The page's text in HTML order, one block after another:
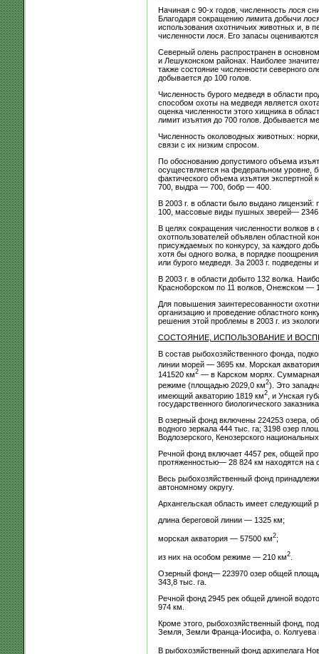
Начиная с 90-х годов, численность лося
Благодаря сокращению лимита добычи
использования охотничьих животных и, в
численности лося. Его запасы
Северный олень распространен в
и Лешуконском районах. Наиболее
также состояние численности северного
добывается до 100 голов.
Численность бурого медведя в области
способом охоты на медведя является
оценка численности этого хищника в
лимит изъятия до 700 голов. Добывается
Численность околоводных животных:
связи с их низким спросом.
По обоснованию допустимого объема
осуществляется на федеральном уровне,
фактического объема изъятия
700, выдра — 700, бобр — 400.
В 2003 г. в области было выдано
100, массовые виды пушных зверей—
В целях сокращения численности волков в
охотпользователей объявлен областной
присуждаемых по конкурсу, за каждого
хотя бы одного волка, в порядке
или бурого медведя. За 2003 г. подведены
В 2003 г. в области добыто 132 волка.
Красноборском по 11 волков, Онежском —
Для повышения заинтересованности
организацию и проведение областного
решения этой проблемы в 2003 г. из
СОСТОЯНИЕ, ИСПОЛЬЗОВАНИЕ И
В состав рыбохозяйственного фонда,
линии морей — 3695 км. Морская
141520 км2— в Карском морях. Суммарная
режиме (площадью 2029,0 км2). Это
имеющий акваторию 1819 км2, и Унская
государственного биологического
В озерный фонд включены 224253 озера,
водного зеркала 444 тыс. га; 3198 озер
Водлозерского, Кенозерского
Речной фонд включает 4457 рек, общей
протяженностью— 28 824 км находятся
Весь рыбохозяйственный фонд
автономному округу.
Архангельская область имеет следующий
длина береговой линии — 1325 км;
морская акватория — 57500 км2;
из них на особом режиме — 210 км2.
Озерный фонд— 223970 озер общей
343,8 тыс. га.
Речной фонд 2945 рек общей длиной
974 км.
Кроме этого, рыбохозяйственный фонд,
Земля, Земли Франца-Иосифа, о. Колгуева
В рыбохозяйственный фонд архипелага